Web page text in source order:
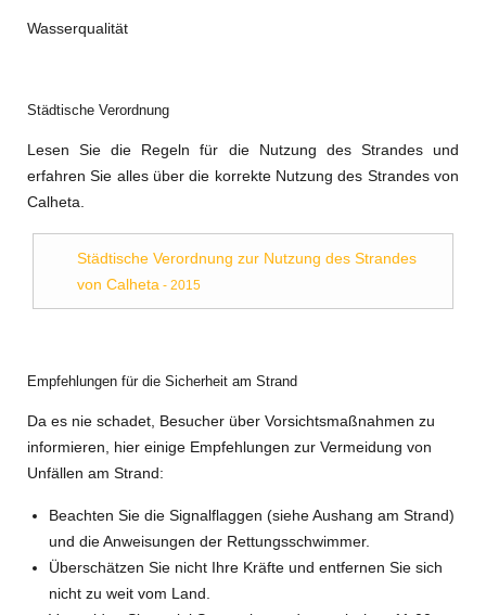
Wasserqualität
Städtische Verordnung
Lesen Sie die Regeln für die Nutzung des Strandes und
erfahren Sie alles über die korrekte Nutzung des Strandes von
Calheta.
Städtische Verordnung zur Nutzung des Strandes
von Calheta - 2015
Empfehlungen für die Sicherheit am Strand
Da es nie schadet, Besucher über Vorsichtsmaßnahmen zu
informieren, hier einige Empfehlungen zur Vermeidung von
Unfällen am Strand:
Beachten Sie die Signalflaggen (siehe Aushang am Strand)
und die Anweisungen der Rettungsschwimmer.
Überschätzen Sie nicht Ihre Kräfte und entfernen Sie sich
nicht zu weit vom Land.